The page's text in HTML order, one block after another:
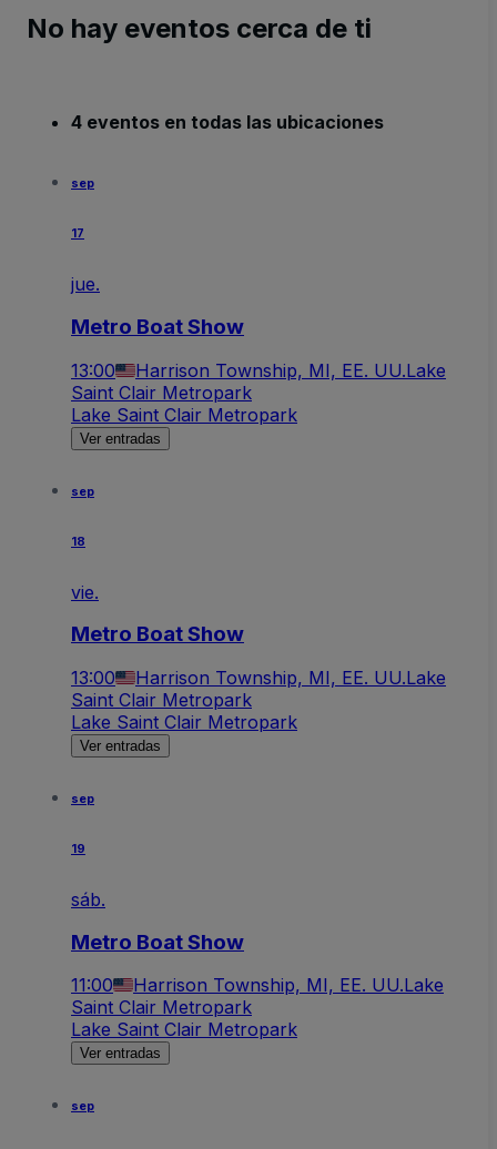
No hay eventos cerca de ti
4 eventos en todas las ubicaciones
sep
17
jue.
Metro Boat Show
13:00 Harrison Township, MI, EE. UU.Lake
Saint Clair Metropark
Lake Saint Clair Metropark
Ver entradas
sep
18
vie.
Metro Boat Show
13:00 Harrison Township, MI, EE. UU.Lake
Saint Clair Metropark
Lake Saint Clair Metropark
Ver entradas
sep
19
sáb.
Metro Boat Show
11:00 Harrison Township, MI, EE. UU.Lake
Saint Clair Metropark
Lake Saint Clair Metropark
Ver entradas
sep